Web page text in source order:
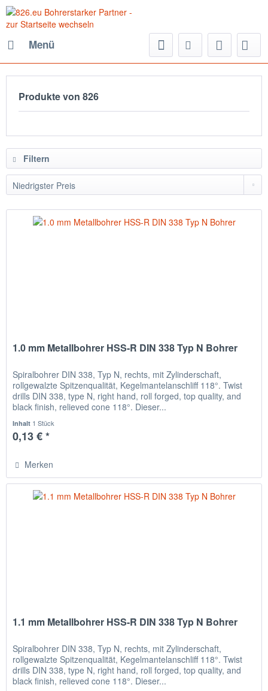
Menü
Produkte von 826
Filtern
1.0 mm Metallbohrer HSS-R DIN 338 Typ N Bohrer
Spiralbohrer DIN 338, Typ N, rechts, mit Zylinderschaft,
rollgewalzte Spitzenqualität, Kegelmantelanschliff 118°. Twist
drills DIN 338, type N, right hand, roll forged, top quality, and
black finish, relieved cone 118°. Dieser...
Inhalt 1 Stück
0,13 € *
Merken
1.1 mm Metallbohrer HSS-R DIN 338 Typ N Bohrer
Spiralbohrer DIN 338, Typ N, rechts, mit Zylinderschaft,
rollgewalzte Spitzenqualität, Kegelmantelanschliff 118°. Twist
drills DIN 338, type N, right hand, roll forged, top quality, and
black finish, relieved cone 118°. Dieser...